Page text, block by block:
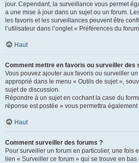
jour. Cependant, la surveillance vous permet
a une mise à jour dans un sujet ou un forum.
les favoris et les surveillances peuvent être
l’utilisateur dans l’onglet « Préférences du
Haut
Comment mettre en favoris ou surveiller des
Vous pouvez ajouter aux favoris ou surveiller
approprié dans le menu « Outils de sujet »,
sujet de discussion.
Répondre à un sujet en cochant la case du
réponse est postée » vous permettra
Haut
Comment surveiller des forums ?
Pour surveiller un forum en particulier, une fois
lien « Surveiller ce forum » qui se trouve en bas